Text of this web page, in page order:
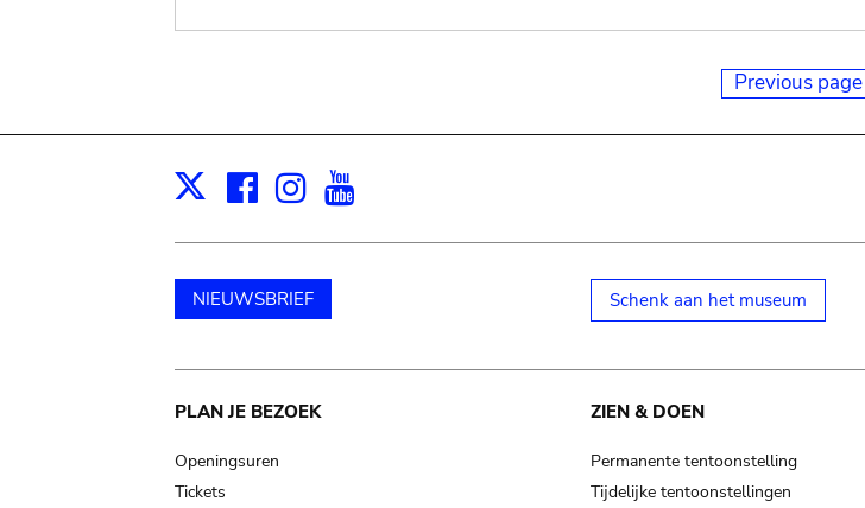
Previous page
X Facebook
Instagram
NIEUWSBRIEF Schenk aan het museum
Main
navigation
PLAN JE BEZOEK
Openingsuren
Tickets
ZIEN & DOEN
Permanente tentoonstelling
Tijdelijke tentoonstellingen